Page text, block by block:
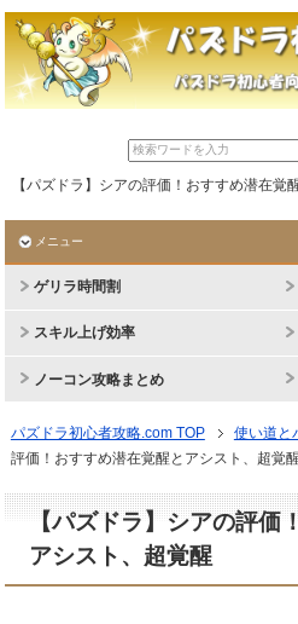
【パズドラ】シアの評価！おすすめ潜在覚
メニュー
ゲリラ時間割
スキル上げ効率
ノーコン攻略まとめ
パズドラ初心者攻略.com TOP 使い道と
評価！おすすめ潜在覚醒とアシスト、超覚醒
【パズドラ】シアの評価
アシスト、超覚醒